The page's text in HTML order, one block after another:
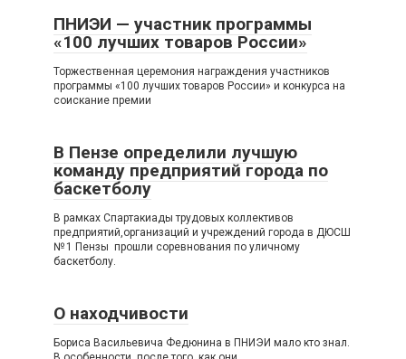
ПНИЭИ — участник программы
«100 лучших товаров России»
Торжественная церемония награждения участников
программы «100 лучших товаров России» и конкурса на
соискание премии
В Пензе определили лучшую
команду предприятий города по
баскетболу
В рамках Спартакиады трудовых коллективов
предприятий,организаций и учреждений города в ДЮСШ
№ 1 Пензы прошли соревнования по уличному
баскетболу.
О находчивости
Бориса Васильевича Федюнина в ПНИЭИ мало кто знал.